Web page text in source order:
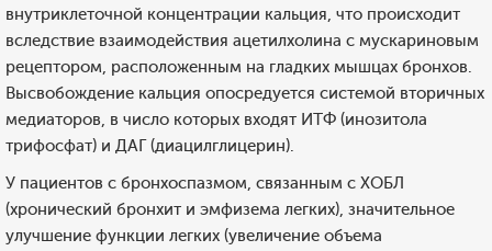
внутриклеточной концентрации кальция, что происходит
вследствие взаимодействия ацетилхолина с мускариновым
рецептором, расположенным на гладких мышцах бронхов.
Высвобождение кальция опосредуется системой вторичных
медиаторов, в число которых входят ИТФ (инозитола
трифосфат) и ДАГ (диацилглицерин).
У пациентов с бронхоспазмом, связанным с ХОБЛ
(хронический бронхит и эмфизема легких), значительное
улучшение функции легких (увеличение объема